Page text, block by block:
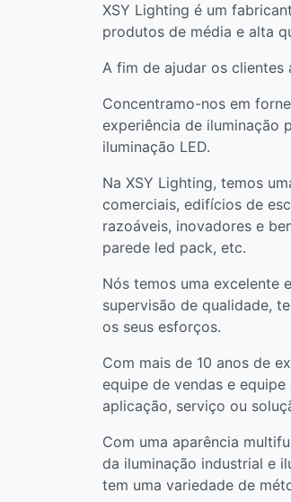
XSY Lighting é um
produtos de média e alta
A fim de ajudar os clientes
Concentramo-nos em
experiência de iluminação
iluminação LED.
Na XSY Lighting, temos
comerciais, edifícios de
razoáveis, inovadores e
parede led pack, etc.
Nós temos uma excelente
supervisão de qualidade,
os seus esforços.
Com mais de 10 anos de
equipe de vendas e
aplicação, serviço ou
Com uma aparência
da iluminação industrial e
tem uma variedade de